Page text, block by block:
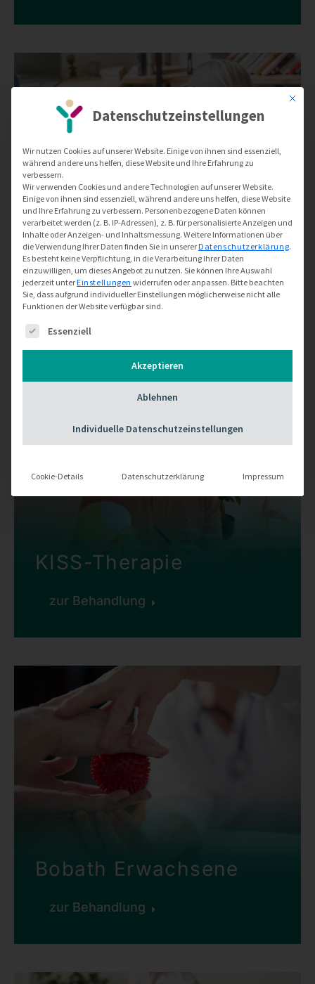
Sturzprophylaxe
zur Behandlung
KISS-Therapie
zur Behandlung
Bobath Erwachsene
zur Behandlung
Mit
Datenschutzeinstellungen
Wir nutzen Cookies auf unserer Website. Einige von ihnen sind essenziell,
während andere uns helfen, diese Website und Ihre Erfahrung zu
verbessern.
Wir verwenden Cookies und andere Technologien auf unserer Website.
Einige von ihnen sind essenziell, während andere uns helfen, diese Website
und Ihre Erfahrung zu verbessern. Personenbezogene Daten können
verarbeitet werden (z. B. IP-Adressen), z. B. für personalisierte Anzeigen und
Inhalte oder Anzeigen- und Inhaltsmessung. Weitere Informationen über
die Verwendung Ihrer Daten finden Sie in unsererDatenschutzerklärung.
Es besteht keine Verpflichtung, in die Verarbeitung Ihrer Daten
einzuwilligen, um dieses Angebot zu nutzen. Sie können Ihre Auswahl
jederzeit unterEinstellungen widerrufen oder anpassen. Bitte beachten
Sie, dass aufgrund individueller Einstellungen möglicherweise nicht alle
Funktionen der Website verfügbar sind.
Es folgt eine Liste der Service-Gruppen, für die
Essenziell
Akzeptieren
Ablehnen
Individuelle Datenschutzeinstellungen
Cookie-Details Datenschutzerklärung Impressum